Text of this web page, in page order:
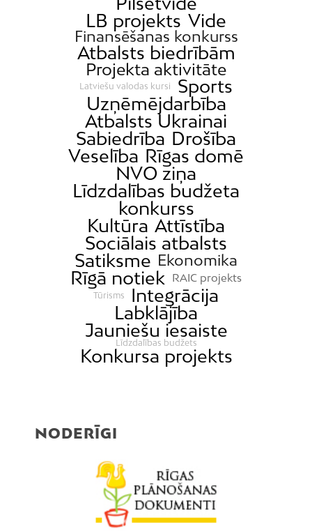
Jaunciems
Kundziņsala
Ķengarags
Mežaparks
Mežciems
Pētersala-Andrejsala
Rumbula
Sarkandaugava
LB projekts Vide
Finansēšanas konkurss
Atbalsts biedrībām
Projekta aktivitāte
Latviešu valodas kursi
Sports
Uzņēmējdarbība
Atbalsts Ukrainai
Sabiedrība Drošība
Veselība Rīgas domē
NVO ziņa
Līdzdalības budžeta
konkurss
Kultūra Attīstība
Sociālais atbalsts
Satiksme Ekonomika
Rīgā notiek RAIC projekts
Tūrisms
Integrācija
Labklājība
Jauniešu iesaiste
Līdzdalības budžets
Konkursa projekts
NODERĪGI